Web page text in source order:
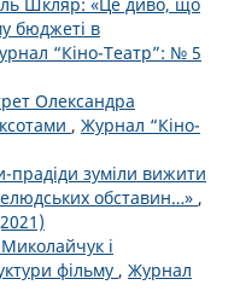
Шкляр: «Це диво, що
бюджеті в
“Кіно-Театр”: № 5
Олександра
, Журнал “Кіно-
прадіди зуміли вижити
обставин…» ,
і
фільму , Журнал